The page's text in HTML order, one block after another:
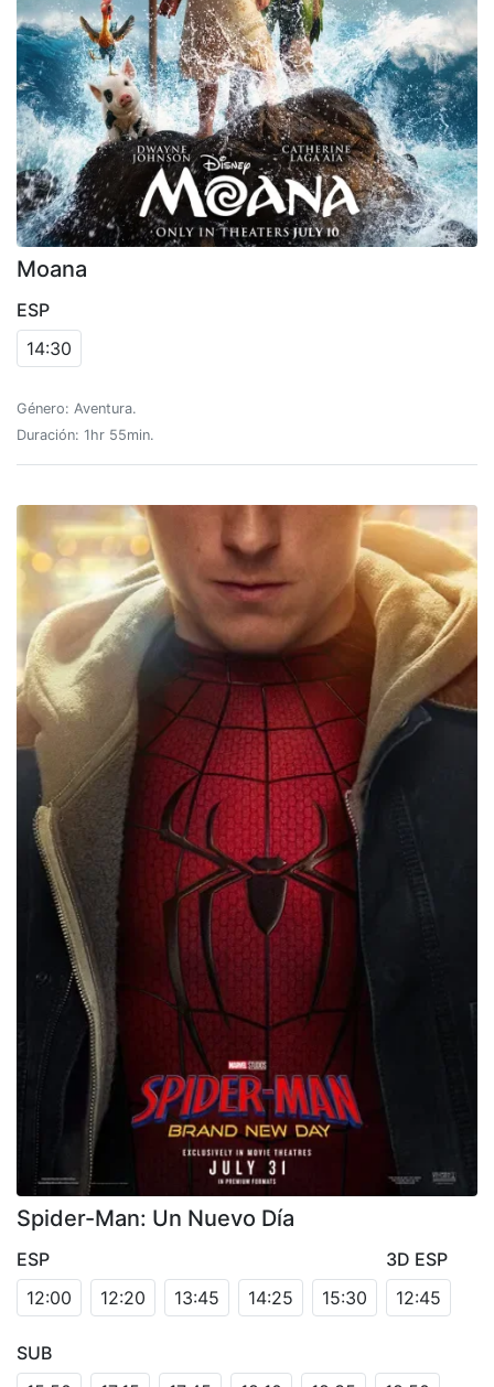
Moana
ESP
14:30
Género: Aventura.
Duración: 1hr 55min.
Spider-Man: Un Nuevo Día
ESP
12:00
12:20 13:45 14:25 15:30
3D ESP
12:45
SUB